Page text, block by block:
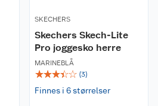
SKECHERS
Skechers Skech-Lite
Pro joggesko herre
MARINEBLÅ
☆☆☆☆☆ (3)
Finnes i 6 størrelser